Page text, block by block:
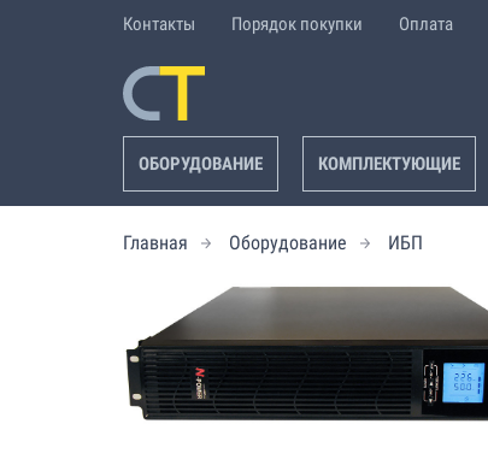
Контакты Порядок покупки Оплата
ОБОРУДОВАНИЕ КОМПЛЕКТУЮЩИЕ
Главная Оборудование ИБП